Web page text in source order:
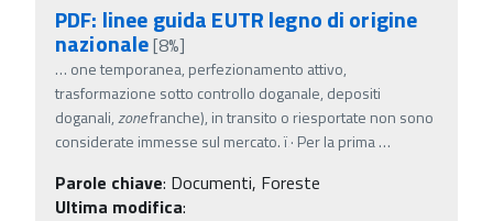
PDF: linee guida EUTR legno di origine
nazionale[8%]
… one temporanea, perfezionamento attivo,
trasformazione sotto controllo doganale, depositi
doganali,zonefranche), in transito o riesportate non sono
considerate immesse sul mercato. ï‚· Per la prima…
Parole chiave: Documenti, Foreste
Ultima modifica: